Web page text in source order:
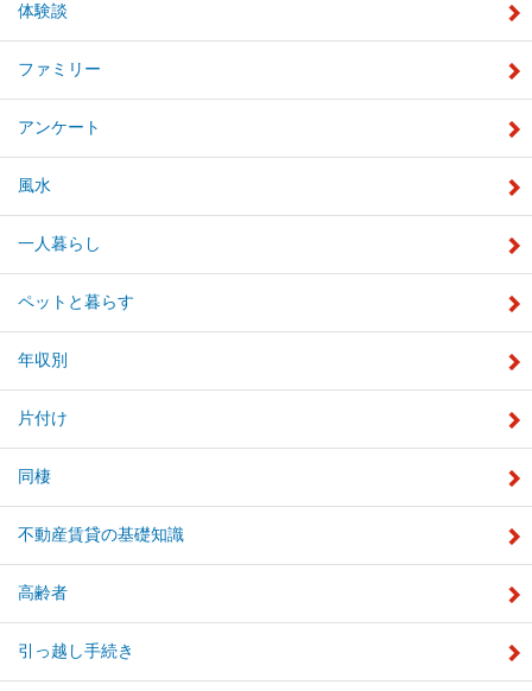
体験談
ファミリー
アンケート
風水
一人暮らし
ペットと暮らす
年収別
片付け
同棲
不動産賃貸の基礎知識
高齢者
引っ越し手続き